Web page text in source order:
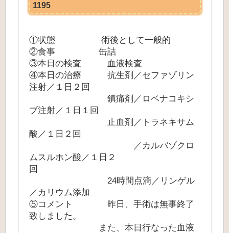
1195
①状態 術後として一般的
②食事 缶詰
③本日の検査 血液検査
④本日の治療 抗生剤／セファゾリン
注射／１日２回
鎮痛剤／ロベナコキシ
ブ注射／１日１回
止血剤／トラネキサム
酸／１日２回
／カルバゾクロ
ムスルホン酸／１日２
回
24時間点滴／リンゲル
／カリウム添加
⑤コメント 昨日、手術は無事終了
致しました。
また、本日行なった血液